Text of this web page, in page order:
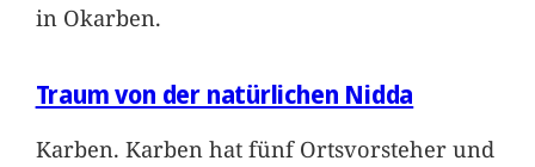
in Okarben.
Traum von der natürlichen Nidda
Karben. Karben hat fünf Ortsvorsteher und